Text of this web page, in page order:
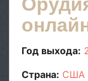
Год выхода:
Страна: США